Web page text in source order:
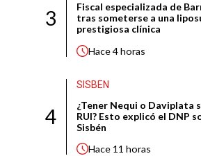
3
Fiscal especializada de
tras someterse a una
prestigiosa clínica
Hace4 horas
4
SISBEN
¿Tener Nequi o Daviplata
RUI? Esto explicó el DNP
Sisbén
Hace 11 horas